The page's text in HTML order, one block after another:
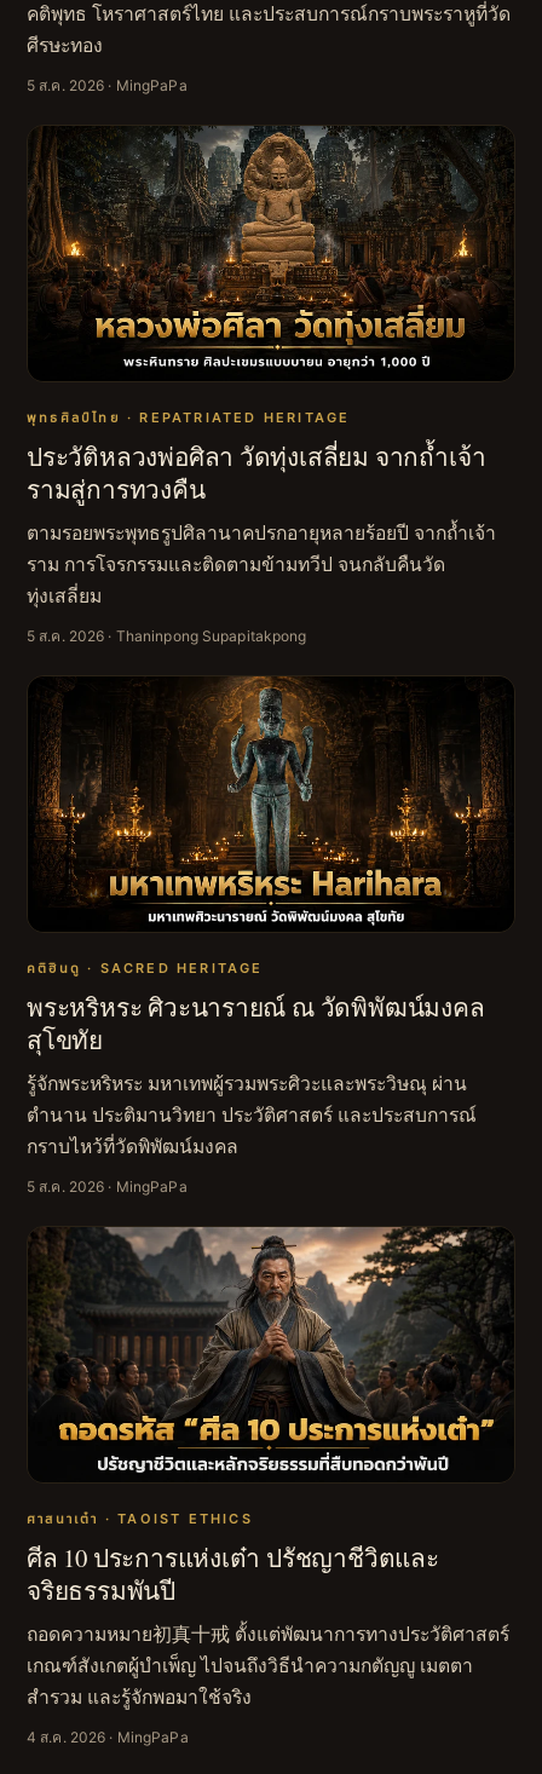
คติพุทธ โหราศาสตร์ไทย และประสบการณ์กราบพระราหูที่วัด
ศีรษะทอง
5 ส.ค. 2026 · MingPaPa
พุทธศิลป์ไทย · REPATRIATED HERITAGE
ประวัติหลวงพ่อศิลา วัดทุ่งเสลี่ยม จากถ้ำเจ้า
รามสู่การทวงคืน
ตามรอยพระพุทธรูปศิลานาคปรกอายุหลายร้อยปี จากถ้ำเจ้า
ราม การโจรกรรมและติดตามข้ามทวีป จนกลับคืนวัด
ทุ่งเสลี่ยม
5 ส.ค. 2026 · Thaninpong Supapitakpong
คติฮินดู · SACRED HERITAGE
พระหริหระ ศิวะนารายณ์ ณ วัดพิพัฒน์มงคล
สุโขทัย
รู้จักพระหริหระ มหาเทพผู้รวมพระศิวะและพระวิษณุ ผ่าน
ตำนาน ประติมานวิทยา ประวัติศาสตร์ และประสบการณ์
กราบไหว้ที่วัดพิพัฒน์มงคล
5 ส.ค. 2026 · MingPaPa
ศาสนาเต๋า · TAOIST ETHICS
ศีล 10 ประการแห่งเต๋า ปรัชญาชีวิตและ
จริยธรรมพันปี
ถอดความหมาย初真十戒 ตั้งแต่พัฒนาการทางประวัติศาสตร์
เกณฑ์สังเกตผู้บำเพ็ญ ไปจนถึงวิธีนำความกตัญญู เมตตา
สำรวม และรู้จักพอมาใช้จริง
4 ส.ค. 2026 · MingPaPa